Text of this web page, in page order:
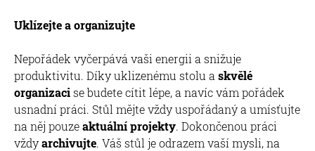
Uklízejte a organizujte
Nepořádek vyčerpává vaši energii a snižuje
produktivitu. Díky uklizenému stolu a skvělé
organizacise budete cítit lépe, a navíc vám pořádek
usnadní práci. Stůl mějte vždy uspořádaný a umísťujte
na něj pouzeaktuální projekty. Dokončenou práci
vždyarchivujte. Váš stůl je odrazem vaší mysli, na